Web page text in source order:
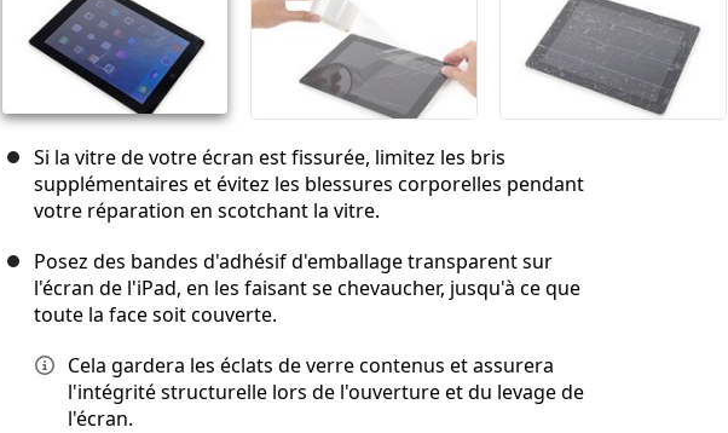
Si la vitre de votre écran est fissurée, limitez les bris
supplémentaires et évitez les blessures corporelles pendant
votre réparation en scotchant la vitre.
Posez des bandes d'adhésif d'emballage transparent sur
l'écran de l'iPad, en les faisant se chevaucher, jusqu'à ce que
toute la face soit couverte.
Cela gardera les éclats de verre contenus et assurera
l'intégrité structurelle lors de l'ouverture et du levage de
l'écran.